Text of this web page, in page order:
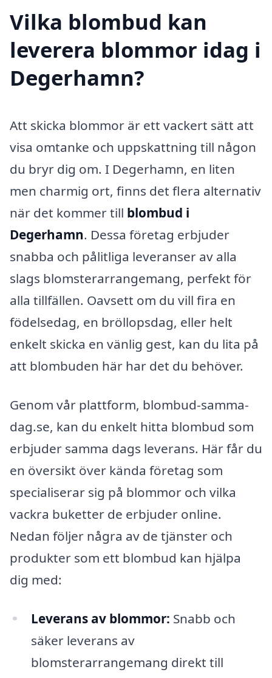
Vilka blombud kan
leverera blommor idag i
Degerhamn?
Att skicka blommor är ett vackert sätt att
visa omtanke och uppskattning till någon
du bryr dig om. I Degerhamn, en liten
men charmig ort, finns det flera alternativ
när det kommer till blombud i
Degerhamn. Dessa företag erbjuder
snabba och pålitliga leveranser av alla
slags blomsterarrangemang, perfekt för
alla tillfällen. Oavsett om du vill fira en
födelsedag, en bröllopsdag, eller helt
enkelt skicka en vänlig gest, kan du lita på
att blombuden här har det du behöver.
Genom vår plattform, blombud-samma-
dag.se, kan du enkelt hitta blombud som
erbjuder samma dags leverans. Här får du
en översikt över kända företag som
specialiserar sig på blommor och vilka
vackra buketter de erbjuder online.
Nedan följer några av de tjänster och
produkter som ett blombud kan hjälpa
dig med:
Leverans av blommor: Snabb och
säker leverans av
blomsterarrangemang direkt till